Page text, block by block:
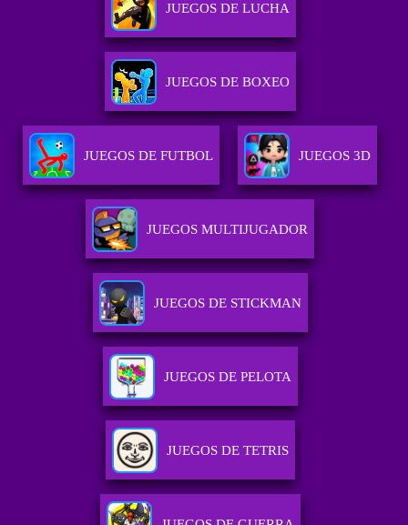
JUEGOS DE LUCHA
JUEGOS DE BOXEO
JUEGOS DE FUTBOL JUEGOS 3D
JUEGOS MULTIJUGADOR
JUEGOS DE STICKMAN
JUEGOS DE PELOTA
JUEGOS DE TETRIS